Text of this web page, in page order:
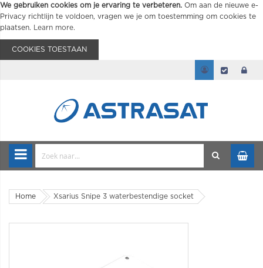
We gebruiken cookies om je ervaring te verbeteren. Om aan de nieuwe e-
Privacy richtlijn te voldoen, vragen we je om toestemming om cookies te
plaatsen.
Learn more.
COOKIES TOESTAAN
Home Xsarius Snipe 3 waterbestendige socket